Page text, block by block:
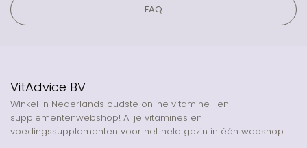
FAQ
VitAdvice BV
Winkel in Nederlands oudste online vitamine- en
supplementenwebshop! Al je vitamines en
voedingssupplementen voor het hele gezin in één webshop.